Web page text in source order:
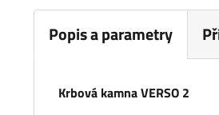
Popis a parametry
Krbová kamna VERSO 2